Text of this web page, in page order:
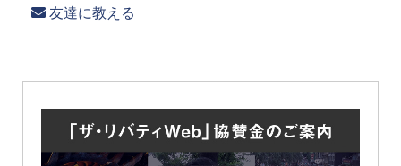
友達に教える